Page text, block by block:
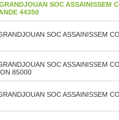
SOC ASSAINISSEM
44350
SOC ASSAINISSEM
SOC ASSAINISSEM
85000
SOC ASSAINISSEM